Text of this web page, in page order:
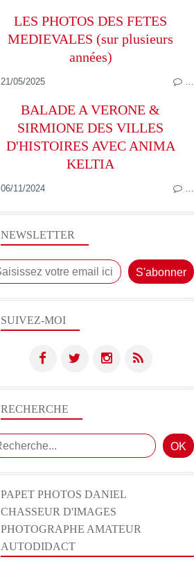
NEWSLETTER
SUIVEZ-MOI
RECHERCHE
PAPET PHOTOS DANIEL
CHASSEUR D'IMAGES
PHOTOGRAPHE AMATEUR
AUTODIDACT
LES PHOTOS DES FETES
MEDIEVALES (sur plusieurs
années)
21/05/2025 …
BALADE A VERONE &
SIRMIONE DES VILLES
D'HISTOIRES AVEC ANIMA
KELTIA
06/11/2024 …